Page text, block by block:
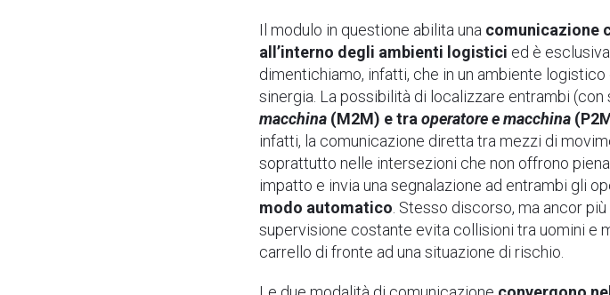
Il modulo in questione abilita una comunicazione
all’interno degli ambienti logistici ed è
dimentichiamo, infatti, che in un ambiente
sinergia. La possibilità di localizzare entrambi
macchina (M2M) e traoperatore e macchina
infatti, la comunicazione diretta tra mezzi di
soprattutto nelle intersezioni che non offrono
impatto e invia una segnalazione ad entrambi gli
modo automatico . Stesso discorso, ma ancor
supervisione costante evita collisioni tra uomini e
carrello di fronte ad una situazione di rischio.